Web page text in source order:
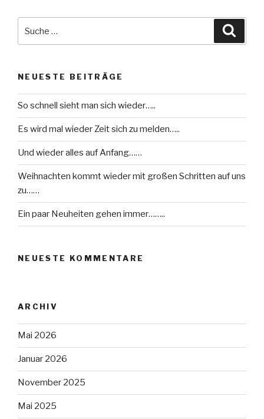
nach:
NEUESTE BEITRÄGE
So schnell sieht man sich wieder…..
Es wird mal wieder Zeit sich zu melden…..
Und wieder alles auf Anfang……
Weihnachten kommt wieder mit großen Schritten auf uns
zu……
Ein paar Neuheiten gehen immer……..
NEUESTE KOMMENTARE
ARCHIV
Mai 2026
Januar 2026
November 2025
Mai 2025